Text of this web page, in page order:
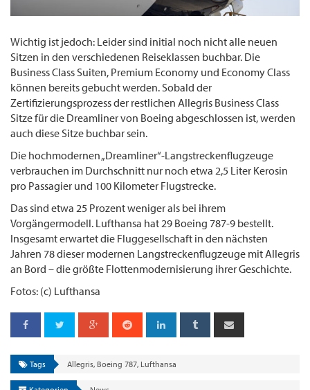
Wichtig ist jedoch: Leider sind initial noch nicht alle neuen
Sitzen in den verschiedenen Reiseklassen buchbar. Die
Business Class Suiten, Premium Economy und Economy Class
können bereits gebucht werden. Sobald der
Zertifizierungsprozess der restlichen Allegris Business Class
Sitze für die Dreamliner von Boeing abgeschlossen ist, werden
auch diese Sitze buchbar sein.
Die hochmodernen „Dreamliner“-Langstreckenflugzeuge
verbrauchen im Durchschnitt nur noch etwa 2,5 Liter Kerosin
pro Passagier und 100 Kilometer Flugstrecke.
Das sind etwa 25 Prozent weniger als bei ihrem
Vorgängermodell. Lufthansa hat 29 Boeing 787-9 bestellt.
Insgesamt erwartet die Fluggesellschaft in den nächsten
Jahren 78 dieser modernen Langstreckenflugzeuge mit Allegris
an Bord – die größte Flottenmodernisierung ihrer Geschichte.
Fotos: (c) Lufthansa
Tags Allegris, Boeing 787, Lufthansa